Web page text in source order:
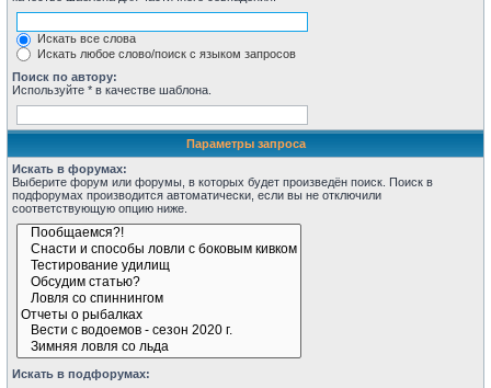
Искать все слова
Искать любое слово/поиск с языком запросов
Поиск по автору:
Используйте * в качестве шаблона.
Параметры запроса
Искать в форумах:
Выберите форум или форумы, в которых будет произведён поиск. Поиск в
подфорумах производится автоматически, если вы не отключили
соответствующую опцию ниже.
Искать в подфорумах: